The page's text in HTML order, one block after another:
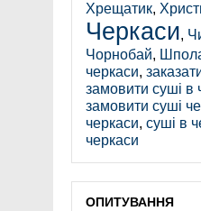
Хрещатик,
Черкаси,
Чорнобай,
черкаси,
замовити суші в
замовити суші
черкаси, суші в
черкаси
ОПИТУВАННЯ